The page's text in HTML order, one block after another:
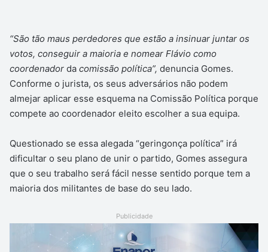
“São tão maus perdedores que estão a insinuar juntar os
votos, conseguir a maioria e nomear Flávio como
coordenador da comissão política”, denuncia Gomes.
Conforme o jurista, os seus adversários não podem
almejar aplicar esse esquema na Comissão Política porque
compete ao coordenador eleito escolher a sua equipa.
Questionado se essa alegada “geringonça política” irá
dificultar o seu plano de unir o partido, Gomes assegura
que o seu trabalho será fácil nesse sentido porque tem a
maioria dos militantes de base do seu lado.
Publicidade